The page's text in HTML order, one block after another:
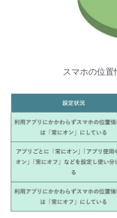
スマホの位置